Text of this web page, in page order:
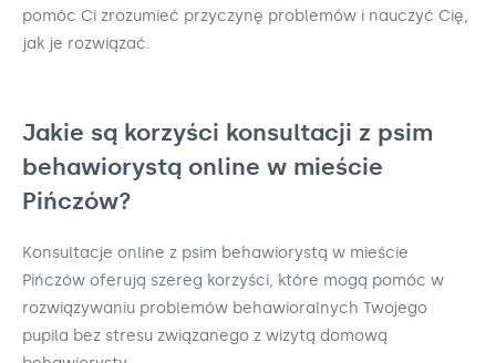
pomóc Ci zrozumieć przyczynę problemów i nauczyć Cię,
jak je rozwiązać.
Jakie są korzyści konsultacji z psim
behawiorystą online w mieście
Pińczów?
Konsultacje online z psim behawiorystą w mieście
Pińczów oferują szereg korzyści, które mogą pomóc w
rozwiązywaniu problemów behawioralnych Twojego
pupila bez stresu związanego z wizytą domową